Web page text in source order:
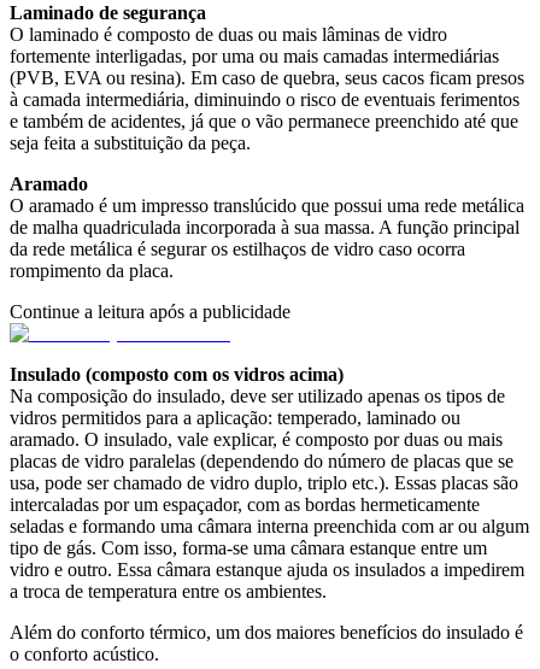
Laminado de segurança
O laminado é composto de duas ou mais lâminas de vidro
fortemente interligadas, por uma ou mais camadas intermediárias
(PVB, EVA ou resina). Em caso de quebra, seus cacos ficam presos
à camada intermediária, diminuindo o risco de eventuais ferimentos
e também de acidentes, já que o vão permanece preenchido até que
seja feita a substituição da peça.
Aramado
O aramado é um impresso translúcido que possui uma rede metálica
de malha quadriculada incorporada à sua massa. A função principal
da rede metálica é segurar os estilhaços de vidro caso ocorra
rompimento da placa.
Continue a leitura após a publicidade
Insulado (composto com os vidros acima)
Na composição do insulado, deve ser utilizado apenas os tipos de
vidros permitidos para a aplicação: temperado, laminado ou
aramado. O insulado, vale explicar, é composto por duas ou mais
placas de vidro paralelas (dependendo do número de placas que se
usa, pode ser chamado de vidro duplo, triplo etc.). Essas placas são
intercaladas por um espaçador, com as bordas hermeticamente
seladas e formando uma câmara interna preenchida com ar ou algum
tipo de gás. Com isso, forma-se uma câmara estanque entre um
vidro e outro. Essa câmara estanque ajuda os insulados a impedirem
a troca de temperatura entre os ambientes.
Além do conforto térmico, um dos maiores benefícios do insulado é
o conforto acústico.